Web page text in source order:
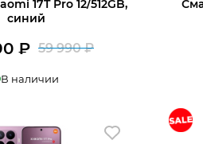
17T Pro 12/512GB,
синий
59 990₽
составляла
59
₽
990 ₽.
В наличии
В корзину